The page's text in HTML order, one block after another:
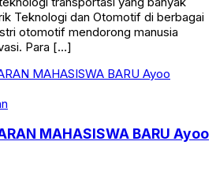
Teknologi dan Otomotif di berbagai
otomotif mendorong manusia
Para […]
MAHASISWA BARU Ayoo